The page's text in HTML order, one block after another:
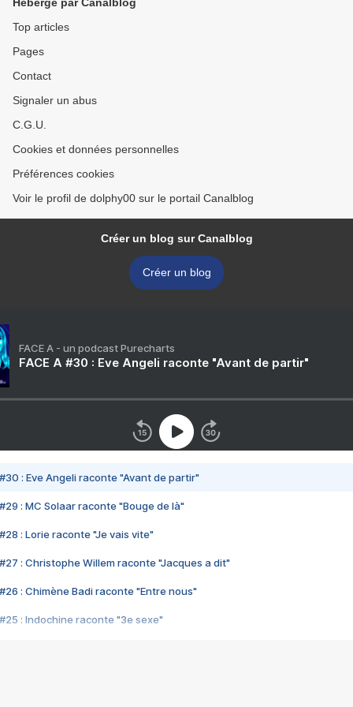
Top articles
Pages
Contact
Signaler un abus
C.G.U.
Cookies et données personnelles
Préférences cookies
Voir le profil de dolphy00 sur le portail Canalblog
Créer un blog sur Canalblog
Créer un blog
FACE A - un podcast Purecharts
FACE A #30 : Eve Angeli raconte "Avant de partir"
#30 : Eve Angeli raconte "Avant de partir"
#29 : MC Solaar raconte "Bouge de là"
#28 : Lorie raconte "Je vais vite"
#27 : Christophe Willem raconte "Jacques a dit"
#26 : Chimène Badi raconte "Entre nous"
#25 : Indochine raconte "3e sexe"